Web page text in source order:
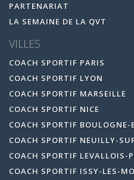
PARTENARIAT
LA SEMAINE DE LA QVT
VILLES
COACH SPORTIF PARIS
COACH SPORTIF LYON
COACH SPORTIF MARSEILLE
COACH SPORTIF NICE
COACH SPORTIF
COACH SPORTIF NEUILLY-
COACH SPORTIF LEVALLOIS-
COACH SPORTIF ISSY-LES-